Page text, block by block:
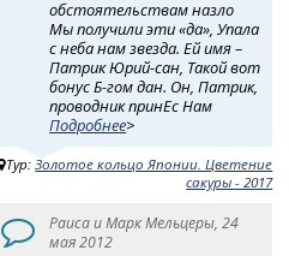
обстоятельствам назло
Мы получили эти «да», Упала
с неба нам звезда. Ей имя –
Патрик Юрий-сан, Такой вот
бонус Б-гом дан. Он, Патрик,
проводник принЕс Нам
Подробнее>
Тур:Золотое кольцо Японии. Цветение
сакуры - 2017
Раиса и Марк Мельцеры, 24
мая 2012